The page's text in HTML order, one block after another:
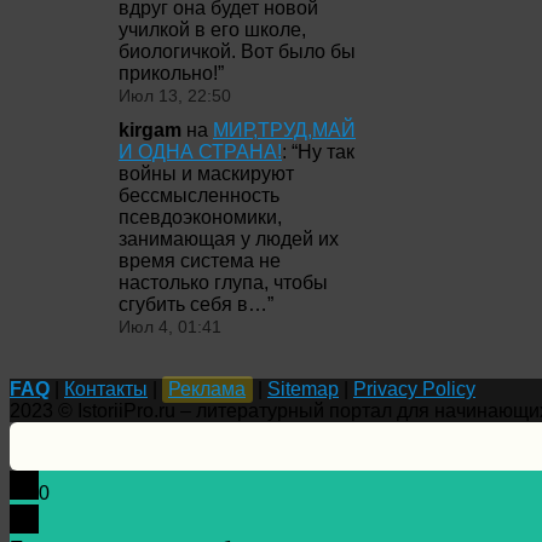
вдруг она будет новой
училкой в его школе,
биологичкой. Вот было бы
прикольно!”
Июл 13, 22:50
kirgam на МИР,ТРУД,МАЙ
И ОДНА СТРАНА!: “Ну так
войны и маскируют
бессмысленность
псевдоэкономики,
занимающая у людей их
время система не
настолько глупа, чтобы
сгубить себя в…”
Июл 4, 01:41
FAQ Контакты Реклама Sitemap
Privacy Policy
0